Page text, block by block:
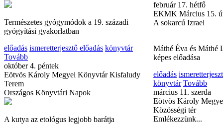
Természetes gyógymódok a 19. századi
gyógyítási gyakorlatban
előadás ismeretterjesztő előadás könyvtár
Tovább
október 4. péntek
Eötvös Károly Megyei Könyvtár Kisfaludy
Terem
Országos Könyvtári Napok
A kutya az etológus legjobb barátja
Tárlatvezetés a
a Veszprémi Művész
ismeretterjesztő
tárlatvezetés Tovább
EKMK Március 15.
A sokarcú Izrael
Máthé Éva és Máthé
képes előadása